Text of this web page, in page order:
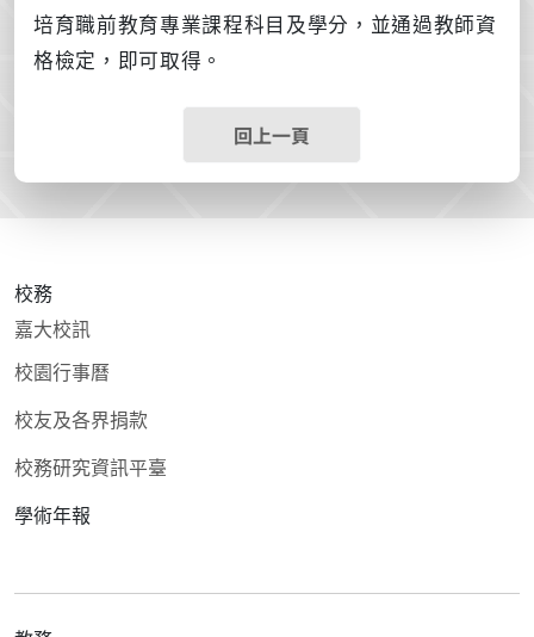
培育職前教育專業課程科目及學分，並通過教師資
格檢定，即可取得。
回上一頁
校務
嘉大校訊
校園行事曆
校友及各界捐款
校務研究資訊平臺
學術年報